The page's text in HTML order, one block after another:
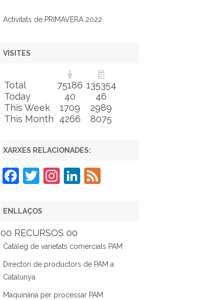
Activitats de PRIMAVERA 2022
VISITES
Total 75186 135354
Today
40
46
This Week
1709
2989
This Month
4266 8075
XARXES RELACIONADES:
F
c
e
b
o
o
k
T
itt
er
In
gr
a
m
Li
dI
n
F
ENLLAÇOS
00 RECURSOS 00
Catàleg de varietats comercials PAM
Directori de productors de PAM a
Catalunya
Maquinària per processar PAM